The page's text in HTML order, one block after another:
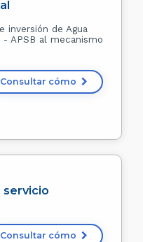
inversión de Agua
APSB al mecanismo
Consultar cómo
Consultar cómo